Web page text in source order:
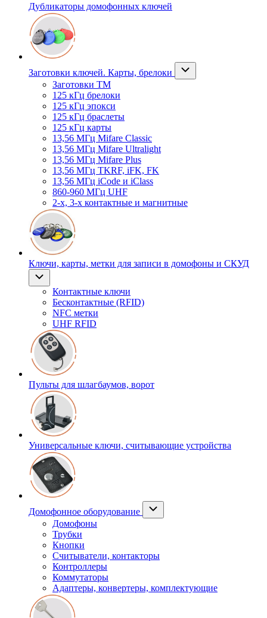
Дубликаторы домофонных ключей
Заготовки ключей. Карты, брелоки
Заготовки ТМ
125 кГц брелоки
125 кГц эпокси
125 кГц браслеты
125 кГц карты
13,56 МГц Mifare Classic
13,56 МГц Mifare Ultralight
13,56 МГц Mifare Plus
13,56 МГц TKRF, iFK, FK
13,56 МГц iCode и iClass
860-960 МГц UHF
2-х, 3-х контактные и магнитные
Ключи, карты, метки для записи в домофоны и СКУД
Контактные ключи
Бесконтактные (RFID)
NFC метки
UHF RFID
Пульты для шлагбаумов, ворот
Универсальные ключи, считывающие устройства
Домофонное оборудование
Домофоны
Трубки
Кнопки
Считыватели, контакторы
Контроллеры
Коммутаторы
Адаптеры, конвертеры, комплектующие